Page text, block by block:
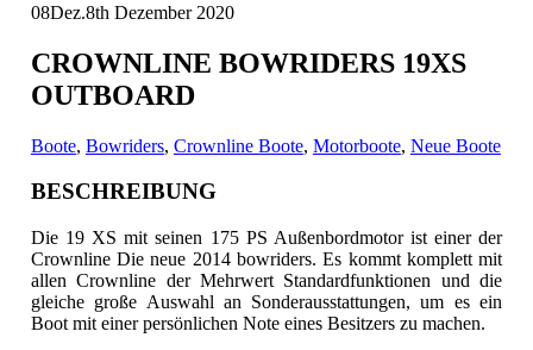
08Dez.8th Dezember 2020
CROWNLINE BOWRIDERS 19XS
OUTBOARD
Boote, Bowriders, Crownline Boote, Motorboote, Neue Boote
BESCHREIBUNG
Die 19 XS mit seinen 175 PS Außenbordmotor ist einer der
Crownline Die neue 2014 bowriders. Es kommt komplett mit
allen Crownline der Mehrwert Standardfunktionen und die
gleiche große Auswahl an Sonderausstattungen, um es ein
Boot mit einer persönlichen Note eines Besitzers zu machen.